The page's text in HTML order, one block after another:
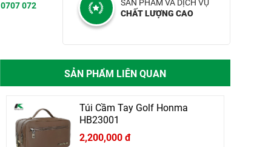
0707 072
SẢN PHẨM VÀ DỊCH VỤ
CHẤT LƯỢNG CAO
SẢN PHẨM LIÊN QUAN
Túi Cầm Tay Golf Honma
HB23001
2,200,000 đ